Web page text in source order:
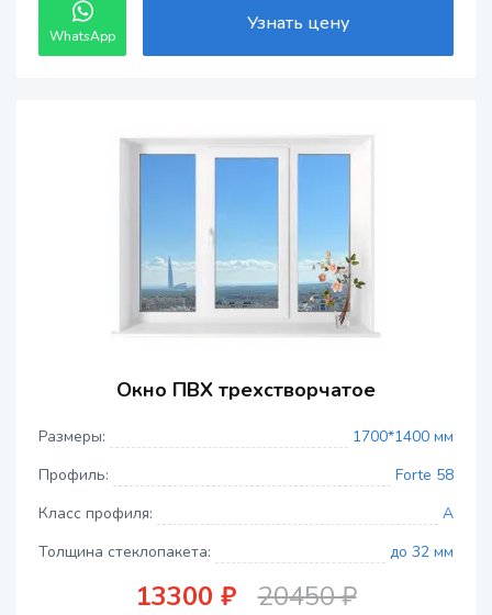
WhatsApp
Узнать цену
Окно ПВХ трехстворчатое
Размеры:
1700*1400 мм
Профиль:
Forte 58
Класс профиля:
A
Толщина стеклопакета:
до 32 мм
13300 ₽ 20450 ₽